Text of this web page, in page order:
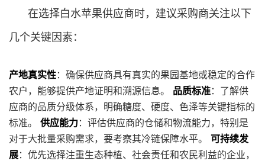
在选择白水苹果供应商时，建议采购商关注以下
几个关键因素：
产地真实性：确保供应商具有真实的果园基地或稳定的合作
农户，能够提供产地证明和溯源信息。 品质标准：了解供
应商的品质分级体系，明确糖度、硬度、色泽等关键指标的
标准。 供应能力：评估供应商的仓储和物流能力，特别是
对于大批量采购需求，要考察其冷链保障水平。 可持续发
展：优先选择注重生态种植、社会责任和农民利益的企业，